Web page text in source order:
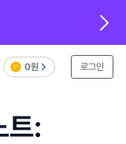
0원 로그인
트: